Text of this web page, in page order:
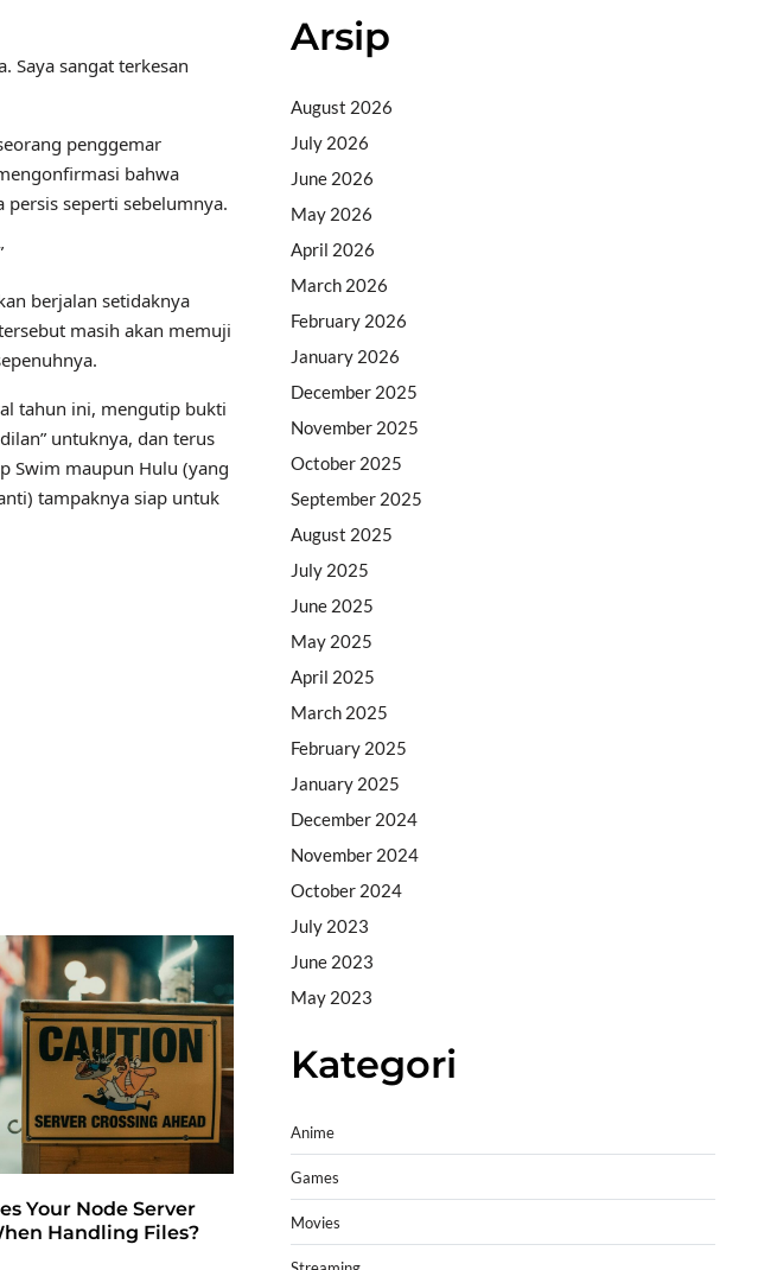
Saya sangat terkesan
penggemar
bahwa
persis seperti sebelumnya.
berjalan setidaknya
masih akan memuji
tahun ini, mengutip bukti
untuknya, dan terus
Swim maupun Hulu (yang
tampaknya siap untuk
Your Node Server
Handling Files?
Arsip
August 2026
July 2026
June 2026
May 2026
April 2026
March 2026
February 2026
January 2026
December 2025
November 2025
October 2025
September 2025
August 2025
July 2025
June 2025
May 2025
April 2025
March 2025
February 2025
January 2025
December 2024
November 2024
October 2024
July 2023
June 2023
May 2023
Kategori
Anime
Games
Movies